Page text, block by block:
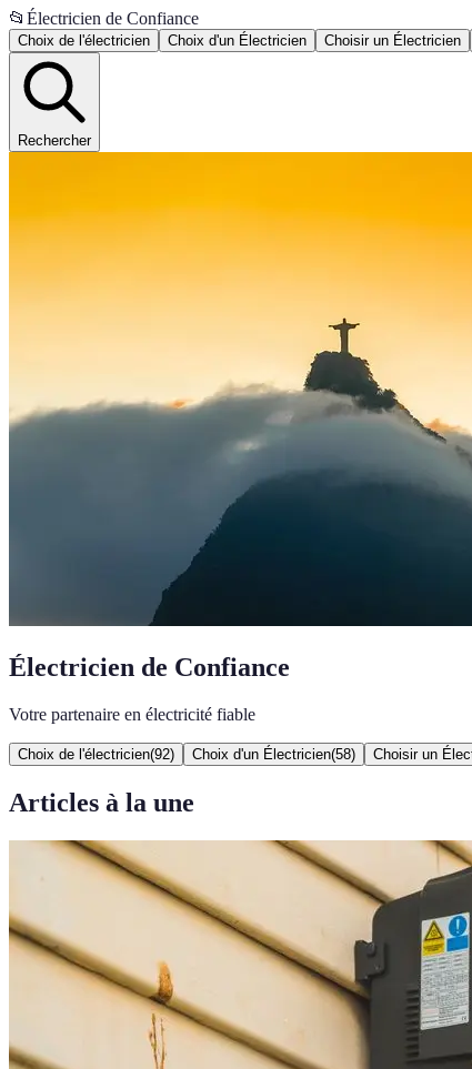
📂 Électricien de Confiance
Choix de l'électricien Choix d'un Électricien Choisir un Électricien
Rechercher
Électricien de Confiance
Votre partenaire en électricité fiable
Choix de l'électricien(92) Choix d'un Électricien(58) Choisir un
Articles à la une